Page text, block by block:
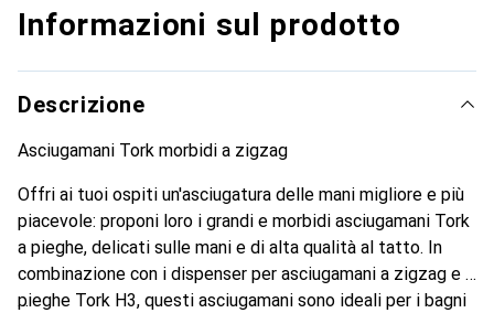
Informazioni sul prodotto
Descrizione
Asciugamani Tork morbidi a zigzag
Offri ai tuoi ospiti un'asciugatura delle mani migliore e più
piacevole: proponi loro i grandi e morbidi asciugamani Tork
a pieghe, delicati sulle mani e di alta qualità al tatto. In
combinazione con i dispenser per asciugamani a zigzag e a
pieghe Tork H3, questi asciugamani sono ideali per i bagni